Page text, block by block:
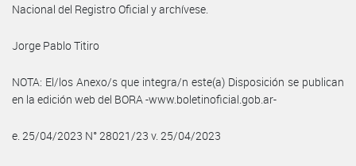
Nacional del Registro Oficial y archívese.
Jorge Pablo Titiro
NOTA: El/los Anexo/s que integra/n este(a) Disposición se publican
en la edición web del BORA -www.boletinoficial.gob.ar-
e. 25/04/2023 N° 28021/23 v. 25/04/2023